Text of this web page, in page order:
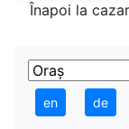
Înapoi la
en de